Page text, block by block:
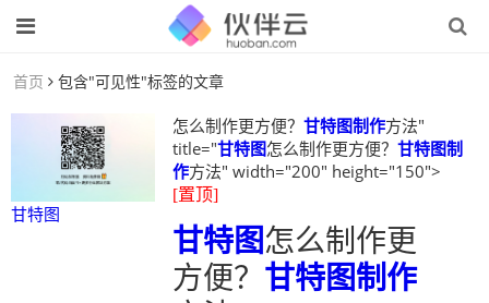
首页 包含"可见性"标签的文章
甘特图
怎么制作更方便？ 甘特图制作方法"
title="甘特图怎么制作更方便？ 甘特图制
作方法" width="200" height="150">
[置顶]
甘特图怎么制作更
方便？ 甘特图制作